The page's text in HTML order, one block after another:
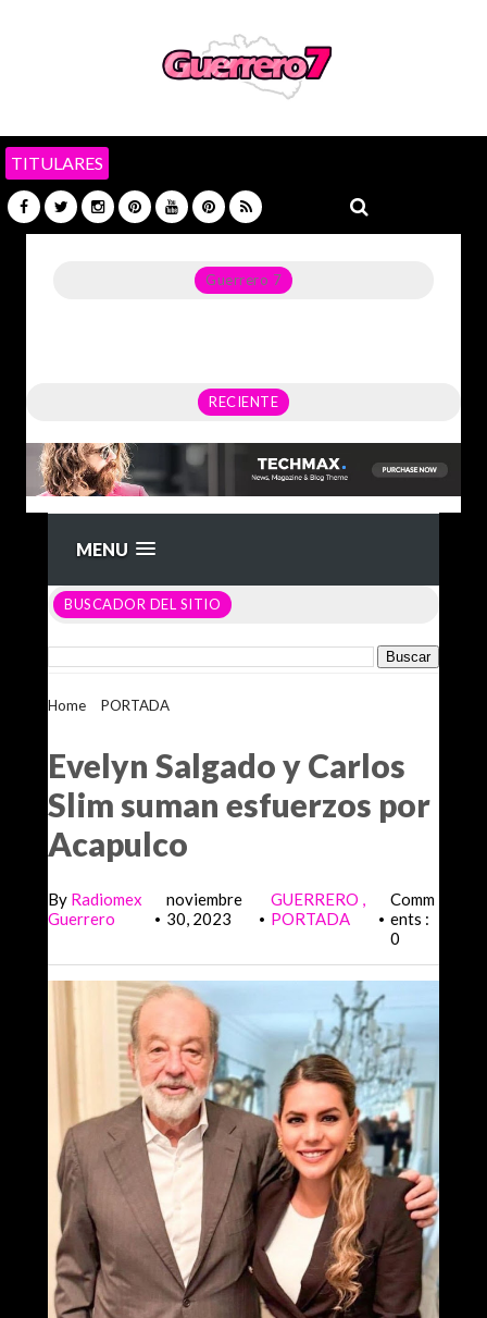
TITULARES
Guerrero 7
RECIENTE
MENU
BUSCADOR DEL SITIO
Home PORTADA
Evelyn Salgado y Carlos
Slim suman esfuerzos por
Acapulco
By Radiomex
Guerrero
•
noviembre
30, 2023
•
GUERRERO
PORTADA
•
Comm
ents :
0